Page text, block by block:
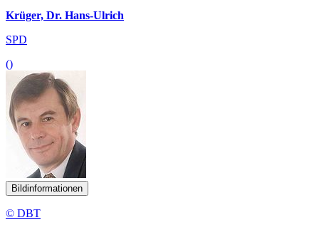
Krüger, Dr. Hans-Ulrich
SPD
()
Bildinformationen
© DBT